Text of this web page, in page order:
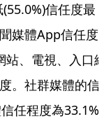
信任度最
媒體App信任度
站、電視、入口
。社群媒體的信
任程度為33.1%